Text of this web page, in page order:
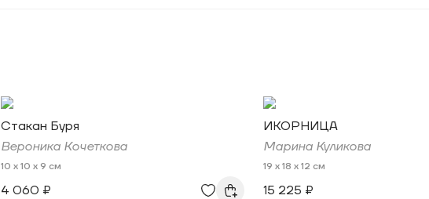
Стакан Буря
Вероника Кочеткова
10 x 10 x 9 см
4 060 ₽
ИКОРНИЦА
Марина Куликова
19 x 18 x 12 см
15 225 ₽